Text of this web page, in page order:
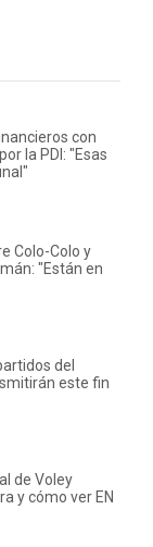
con
la PDI: "Esas
Colo-Colo y
"Están en
del
este fin
de Voley
y cómo ver EN